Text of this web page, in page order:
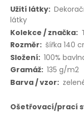
Více
informací
látky
šířka 140
100%
135 g/m2